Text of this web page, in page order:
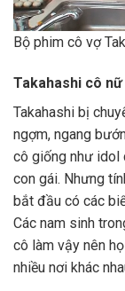
Bộ phim cô vợ
Takahashi cô
Takahashi bị
ngợm, ngang
cô giống như idol
con gái. Nhưng
bắt đầu có các
Các nam sinh
cô làm vậy nên
nhiều nơi khác